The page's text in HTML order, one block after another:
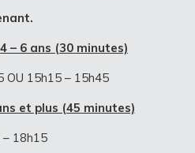
.
– 6 ans (30 minutes)
OU 15h15 – 15h45
et plus (45 minutes)
– 18h15